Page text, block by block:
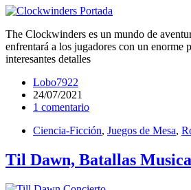
The Clockwinders es un mundo de
enfrentará a los jugadores con un enorme
interesantes detalles
Lobo7922
24/07/2021
1 comentario
Ciencia-Ficción, Juegos de Mesa,
Til Dawn, Batallas